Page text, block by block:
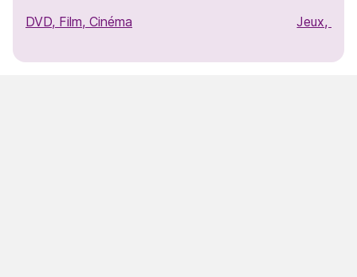
DVD, Film, Cinéma
Jeux,